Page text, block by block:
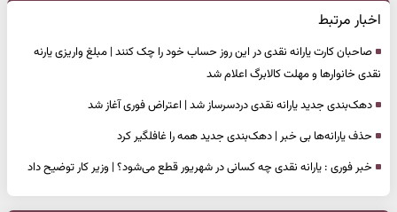
اخبار مرتبط
صاحبان کارت یارانه نقدی در این روز حساب خود را چک کنند | مبلغ واریزی یارنه
نقدی خانوارها و مهلت کالابرگ اعلام شد
دهک‌بندی جدید یارانه نقدی دردسرساز شد | اعتراض فوری آغاز شد
حذف یارانه‌ها بی خبر | دهک‌بندی جدید همه را غافلگیر کرد
خبر فوری : یارانه نقدی چه کسانی در شهریور قطع می‌شود؟ | وزیر کار توضیح داد